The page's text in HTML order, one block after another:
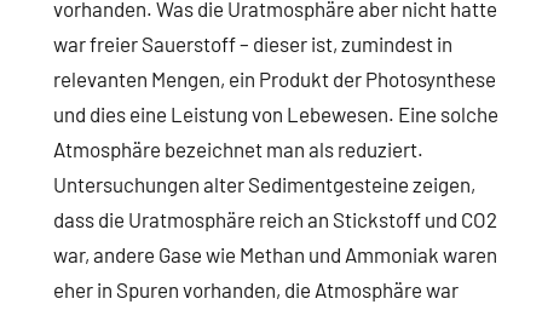
vorhanden. Was die Uratmosphäre aber nicht hatte
war freier Sauerstoff – dieser ist, zumindest in
relevanten Mengen, ein Produkt der Photosynthese
und dies eine Leistung von Lebewesen. Eine solche
Atmosphäre bezeichnet man als reduziert.
Untersuchungen alter Sedimentgesteine zeigen,
dass die Uratmosphäre reich an Stickstoff und CO2
war, andere Gase wie Methan und Ammoniak waren
eher in Spuren vorhanden, die Atmosphäre war